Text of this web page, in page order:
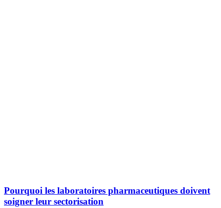
Pourquoi les laboratoires pharmaceutiques doivent
soigner leur sectorisation